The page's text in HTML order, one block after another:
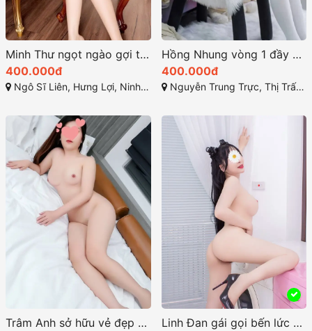
Minh Thư ngọt ngào gợi tình quyến rũ nhất cần thơ
400.000đ
Ngô Sĩ Liên, Hưng Lợi, Ninh Kiều, Cần Thơ
Hồng Nhung vòng 1 đầy đặn và bờ mông tròn trịa săn chắc
400.000đ
Nguyễn Trung Trực, Thị Trấn Bến Lức, Bến Lức, Long An
Trâm Anh sở hữu vẻ đẹp đầy cuốn hút với nụ cười duyên dáng
Linh Đan gái gọi bến lức sở hữu một ngoại hình thu hút